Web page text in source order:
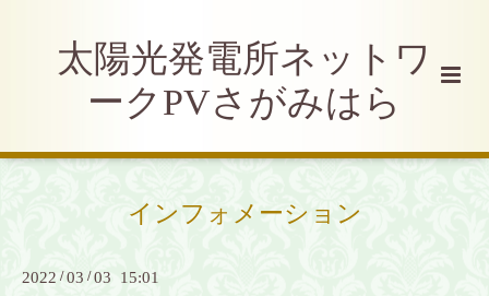
太陽光発電所ネットワ
ークPVさがみはら
インフォメーション
2022 /03 /03 15:01